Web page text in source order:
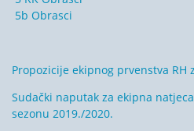
5b Obrasci
Propozicije ekipnog prvenstva RH
Sudački naputak za ekipna
sezonu 2019./2020.